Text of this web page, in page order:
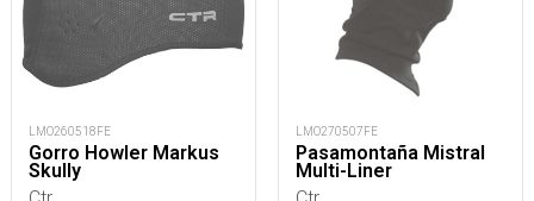
LMO260518FE
Gorro Howler Markus
Skully
LMO270507FE
Pasamontaña Mistral
Multi-Liner